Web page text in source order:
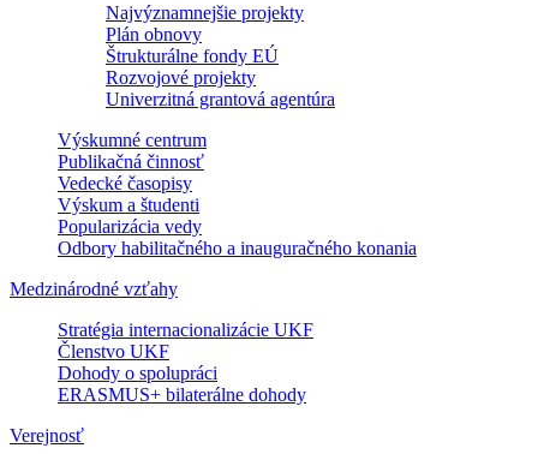
Najvýznamnejšie projekty
Plán obnovy
Štrukturálne fondy EÚ
Rozvojové projekty
Univerzitná grantová agentúra
Výskumné centrum
Publikačná činnosť
Vedecké časopisy
Výskum a študenti
Popularizácia vedy
Odbory habilitačného a inauguračného konania
Medzinárodné vzťahy
Stratégia internacionalizácie UKF
Členstvo UKF
Dohody o spolupráci
ERASMUS+ bilaterálne dohody
Verejnosť